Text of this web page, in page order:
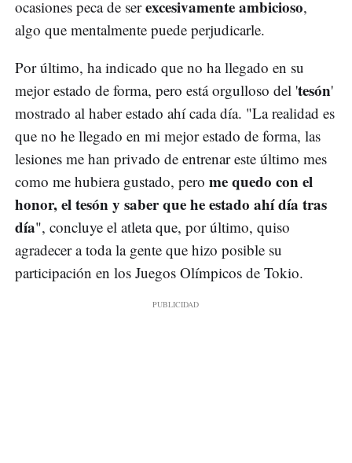
ocasiones peca de serexcesivamente ambicioso,
algo que mentalmente puede perjudicarle.
Por último, ha indicado que no ha llegado en su
mejor estado de forma, pero está orgulloso del 'tesón'
mostrado al haber estado ahí cada día. "La realidad es
que no he llegado en mi mejor estado de forma, las
lesiones me han privado de entrenar este último mes
como me hubiera gustado, pero me quedo con el
honor, el tesón y saber que he estado ahí día tras
día", concluye el atleta que, por último, quiso
agradecer a toda la gente que hizo posible su
participación en los Juegos Olímpicos de Tokio.